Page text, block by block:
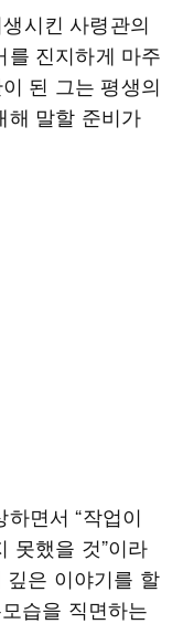
시킨 사령관의
를 진지하게 마주
된 그는 평생의
해 말할 준비가
면서 “작업이
못했을 것”이라
깊은 이야기를 할
습을 직면하는